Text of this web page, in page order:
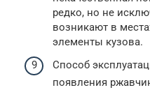
редко, но не
возникают в
элементы кузова.
Способ
появления